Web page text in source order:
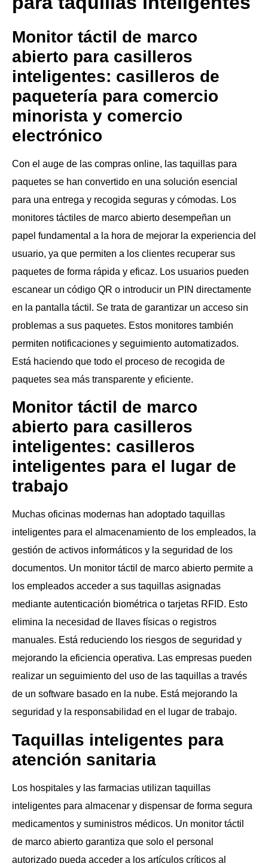
Monitor táctil de marco
abierto para casilleros
inteligentes: casilleros de
paquetería para comercio
minorista y comercio
electrónico
Con el auge de las compras online, las taquillas para
paquetes se han convertido en una solución esencial
para una entrega y recogida seguras y cómodas. Los
monitores táctiles de marco abierto desempeñan un
papel fundamental a la hora de mejorar la experiencia del
usuario, ya que permiten a los clientes recuperar sus
paquetes de forma rápida y eficaz. Los usuarios pueden
escanear un código QR o introducir un PIN directamente
en la pantalla táctil. Se trata de garantizar un acceso sin
problemas a sus paquetes. Estos monitores también
permiten notificaciones y seguimiento automatizados.
Está haciendo que todo el proceso de recogida de
paquetes sea más transparente y eficiente.
Monitor táctil de marco
abierto para casilleros
inteligentes: casilleros
inteligentes para el lugar de
trabajo
Muchas oficinas modernas han adoptado taquillas
inteligentes para el almacenamiento de los empleados, la
gestión de activos informáticos y la seguridad de los
documentos. Un monitor táctil de marco abierto permite a
los empleados acceder a sus taquillas asignadas
mediante autenticación biométrica o tarjetas RFID. Esto
elimina la necesidad de llaves físicas o registros
manuales. Está reduciendo los riesgos de seguridad y
mejorando la eficiencia operativa. Las empresas pueden
realizar un seguimiento del uso de las taquillas a través
de un software basado en la nube. Está mejorando la
seguridad y la responsabilidad en el lugar de trabajo.
Taquillas inteligentes para
atención sanitaria
Los hospitales y las farmacias utilizan taquillas
inteligentes para almacenar y dispensar de forma segura
medicamentos y suministros médicos. Un monitor táctil
de marco abierto garantiza que solo el personal
autorizado pueda acceder a los artículos críticos al